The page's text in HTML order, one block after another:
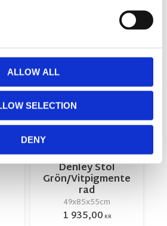
ALLOW ALL
SELECTION
DENY
Lägg till i favoriter
Denley Stol
Grön/Vitpigmente
rad
49x85x55cm
1 935,00 KR